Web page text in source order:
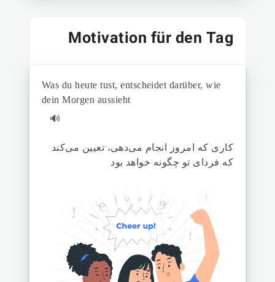
Motivation für den Tag
Was du heute tust, entscheidet darüber, wie
dein Morgen aussieht
🔊
کاری که امروز انجام می‌دهی، تعیین می‌کند
که فردای تو چگونه خواهد بود